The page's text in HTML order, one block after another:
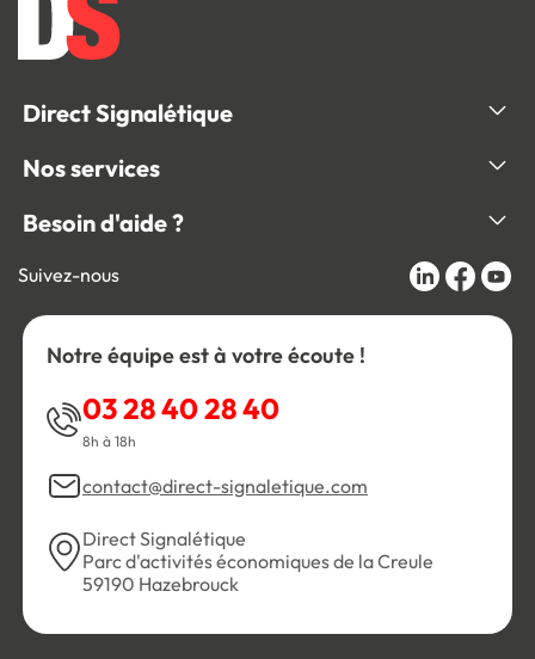
Direct Signalétique
Nos services
Besoin d'aide ?
Suivez-nous
Notre équipe est à votre écoute !
03 28 40 28 40
8h à 18h
contact@direct-signaletique.com
Direct Signalétique
Parc d'activités économiques de la Creule
59190 Hazebrouck